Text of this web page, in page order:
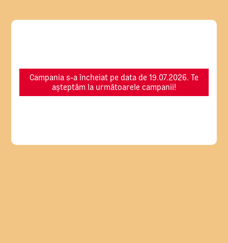
Campania s-a încheiat pe data de 19.07.2026. Te
așteptăm la următoarele campanii!